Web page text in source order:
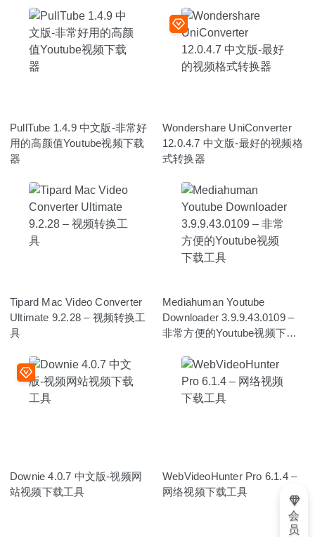
PullTube 1.4.9 中文版-非常好
用的高颜值Youtube视频下载
器
Wondershare UniConverter
12.0.4.7 中文版-最好的视频格
式转换器
Tipard Mac Video Converter
Ultimate 9.2.28 – 视频转换工
具
Mediahuman Youtube
Downloader 3.9.9.43.0109 –
非常方便的Youtube视频下载
Downie 4.0.7 中文版-视频网
站视频下载工具
WebVideoHunter Pro 6.1.4 –
网络视频下载工具
会
员